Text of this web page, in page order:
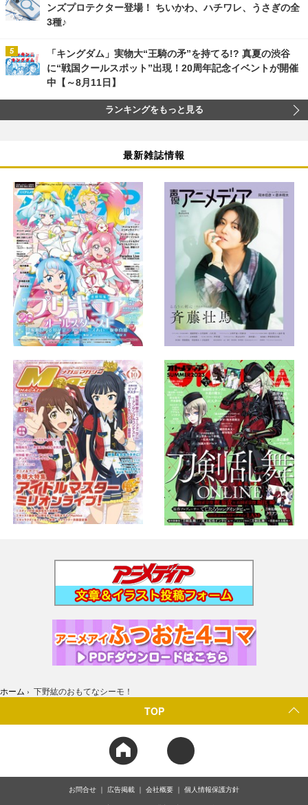
ンズプロテクター登場！ ちいかわ、ハチワレ、うさぎの全
3種♪
「キングダム」実物大“王騎の矛”を持てる!? 真夏の渋谷
に“戦国クールスポット”出現！20周年記念イベントが開催
中【～8月11日】
ランキングをもっと見る
最新雑誌情報
ホーム › 下野紘のおもてなシーモ！
TOP
お問合せ 広告掲載 会社概要 個人情報保護方針